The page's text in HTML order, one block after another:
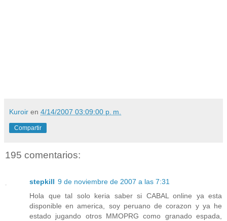
Kuroir en 4/14/2007 03:09:00 p. m.
Compartir
195 comentarios:
stepkill 9 de noviembre de 2007 a las 7:31
Hola que tal solo keria saber si CABAL online ya esta
disponible en america, soy peruano de corazon y ya he
estado jugando otros MMOPRG como granado espada,